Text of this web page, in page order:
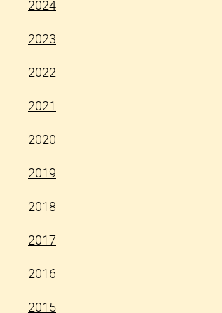
2024
2023
2022
2021
2020
2019
2018
2017
2016
2015